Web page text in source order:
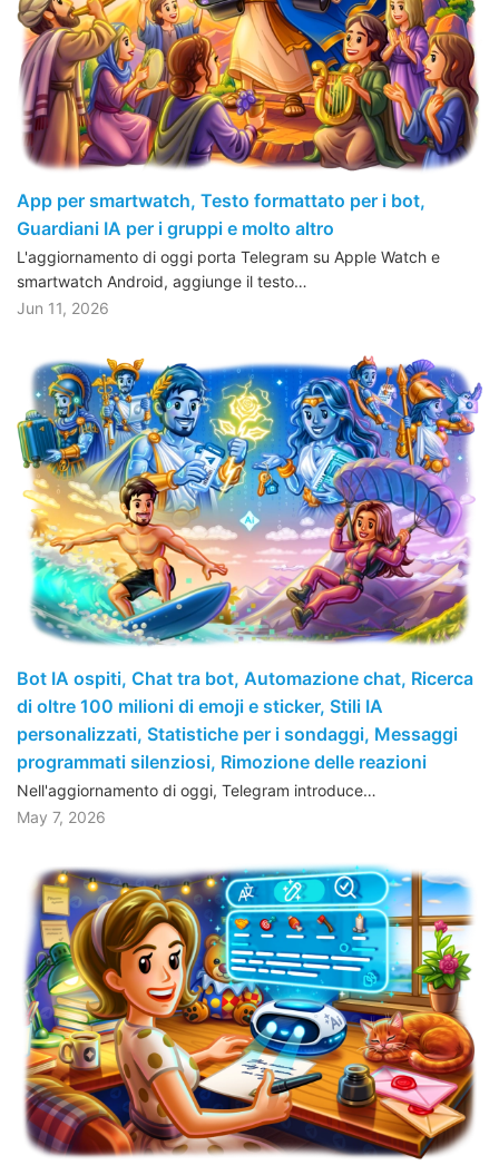
App per smartwatch, Testo formattato per i bot,
Guardiani IA per i gruppi e molto altro
L'aggiornamento di oggi porta Telegram su Apple Watch e
smartwatch Android, aggiunge il testo…
Jun 11, 2026
Bot IA ospiti, Chat tra bot, Automazione chat, Ricerca
di oltre 100 milioni di emoji e sticker, Stili IA
personalizzati, Statistiche per i sondaggi, Messaggi
programmati silenziosi, Rimozione delle reazioni
Nell'aggiornamento di oggi, Telegram introduce…
May 7, 2026